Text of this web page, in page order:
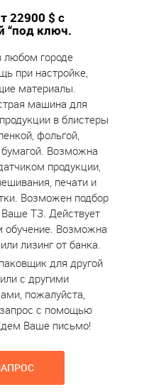
22900 $ с
“под ключ.
любом городе
при настройке,
материалы.
машина для
в блистеры
фольгой,
Возможна
продукции,
печати и
Возможен подбор
ТЗ. Действует
обучение. Возможна
лизинг от банка.
для другой
с другими
пожалуйста,
с помощью
Ваше письмо!